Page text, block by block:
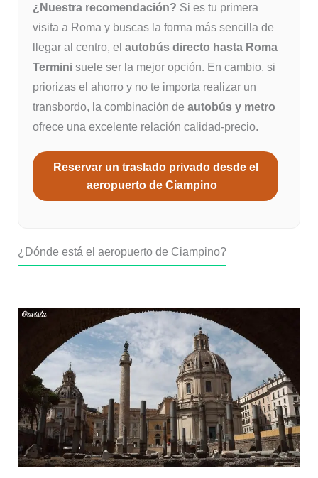
¿Nuestra recomendación? Si es tu primera
visita a Roma y buscas la forma más sencilla de
llegar al centro, el autobús directo hasta Roma
Terminisuele ser la mejor opción. En cambio, si
priorizas el ahorro y no te importa realizar un
transbordo, la combinación de autobús y metro
ofrece una excelente relación calidad-precio.
Reservar un traslado privado desde el
aeropuerto de Ciampino
¿Dónde está el aeropuerto de Ciampino?